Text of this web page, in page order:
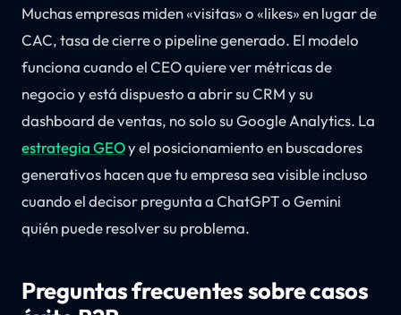
Muchas empresas miden «visitas» o «likes» en lugar de
CAC, tasa de cierre o pipeline generado. El modelo
funciona cuando el CEO quiere ver métricas de
negocio y está dispuesto a abrir su CRM y su
dashboard de ventas, no solo su Google Analytics. La
estrategia GEOy el posicionamiento en buscadores
generativos hacen que tu empresa sea visible incluso
cuando el decisor pregunta a ChatGPT o Gemini
quién puede resolver su problema.
Preguntas frecuentes sobre casos